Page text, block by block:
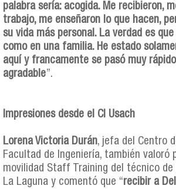
palabra sería: acogida. Me recibieron,
trabajo, me enseñaron lo que hacen,
su vida más personal. La verdad es
como en una familia. He estado
aquí y francamente se pasó muy
agradable”.
Impresiones desde el CI Usach
Lorena Victoria Durán, jefa del Centro
Facultad de Ingeniería, también valoró
movilidad Staff Training del técnico de
La Laguna y comentó que “recibir a